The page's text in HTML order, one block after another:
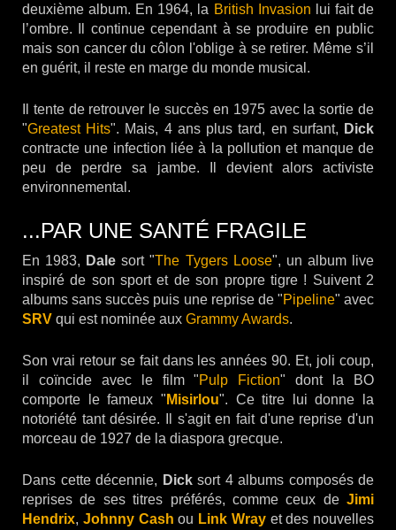
deuxième album. En 1964, la British Invasion lui fait de
l’ombre. Il continue cependant à se produire en public
mais son cancer du côlon l'oblige à se retirer. Même s’il
en guérit, il reste en marge du monde musical.
Il tente de retrouver le succès en 1975 avec la sortie de
"Greatest Hits". Mais, 4 ans plus tard, en surfant, Dick
contracte une infection liée à la pollution et manque de
peu de perdre sa jambe. Il devient alors activiste
environnemental.
...PAR UNE SANTÉ FRAGILE
En 1983, Dale sort "The Tygers Loose", un album live
inspiré de son sport et de son propre tigre ! Suivent 2
albums sans succès puis une reprise de "Pipeline" avec
SRV qui est nominée aux Grammy Awards.
Son vrai retour se fait dans les années 90. Et, joli coup,
il coïncide avec le film "Pulp Fiction" dont la BO
comporte le fameux " Misirlou". Ce titre lui donne la
notoriété tant désirée. Il s'agit en fait d'une reprise d'un
morceau de 1927 de la diaspora grecque.
Dans cette décennie, Dicksort 4 albums composés de
reprises de ses titres préférés, comme ceux de Jimi
Hendrix, Johnny Cashou Link Wrayet des nouvelles